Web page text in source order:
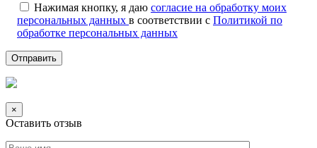
Нажимая кнопку, я даю согласие на обработку моих
персональных данных в соответствии с Политикой по
обработке персональных данных
×
Оставить отзыв